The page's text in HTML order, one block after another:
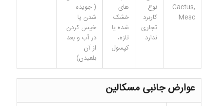
Cactus,
Mesc
نوع
کاربرد
تجاری
ندارد
های
خشک
شده یا
تازه،
کپسول
( جویده
شدن یا
خیس کردن
در آب و بعد
از آن
بلعیدن)
عوارض جانبی مسکالین